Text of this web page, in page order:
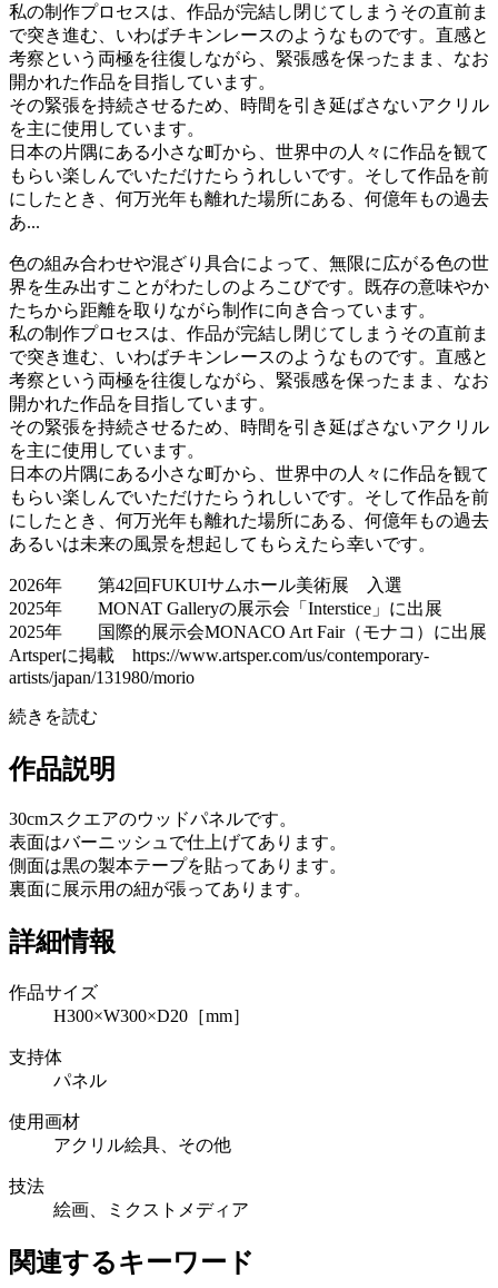
私の制作プロセスは、作品が完結し閉じてしまうその直前ま
で突き進む、いわばチキンレースのようなものです。直感と
考察という両極を往復しながら、緊張感を保ったまま、なお
開かれた作品を目指しています。
その緊張を持続させるため、時間を引き延ばさないアクリル
を主に使用しています。
日本の片隅にある小さな町から、世界中の人々に作品を観て
もらい楽しんでいただけたらうれしいです。そして作品を前
にしたとき、何万光年も離れた場所にある、何億年もの過去
あ...
色の組み合わせや混ざり具合によって、無限に広がる色の世
界を生み出すことがわたしのよろこびです。既存の意味やか
たちから距離を取りながら制作に向き合っています。
私の制作プロセスは、作品が完結し閉じてしまうその直前ま
で突き進む、いわばチキンレースのようなものです。直感と
考察という両極を往復しながら、緊張感を保ったまま、なお
開かれた作品を目指しています。
その緊張を持続させるため、時間を引き延ばさないアクリル
を主に使用しています。
日本の片隅にある小さな町から、世界中の人々に作品を観て
もらい楽しんでいただけたらうれしいです。そして作品を前
にしたとき、何万光年も離れた場所にある、何億年もの過去
あるいは未来の風景を想起してもらえたら幸いです。
2026年 第42回FUKUIサムホール美術展 入選
2025年 MONAT Galleryの展示会「Interstice」に出展
2025年 国際的展示会MONACO Art Fair（モナコ）に出展
Artsperに掲載 https://www.artsper.com/us/contemporary-
artists/japan/131980/morio
続きを読む
作品説明
30cmスクエアのウッドパネルです。
表面はバーニッシュで仕上げてあります。
側面は黒の製本テープを貼ってあります。
裏面に展示用の紐が張ってあります。
詳細情報
作品サイズ
H300×W300×D20［mm］
支持体
パネル
使用画材
アクリル絵具、その他
技法
絵画、ミクストメディア
関連するキーワード